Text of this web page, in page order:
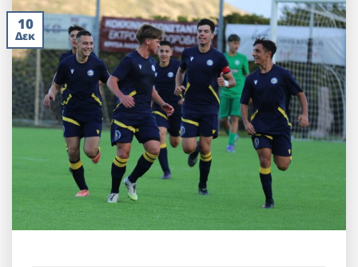
10
Δεκ